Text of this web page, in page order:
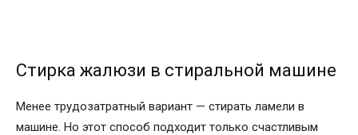
Стирка жалюзи в стиральной машине
Менее трудозатратный вариант — стирать ламели в
машине. Но этот способ подходит только счастливым